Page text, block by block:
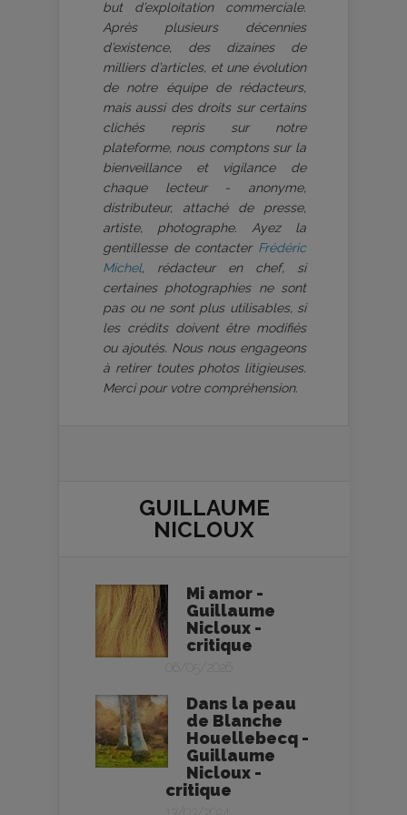
but d’exploitation commerciale.
Après plusieurs décennies
d’existence, des dizaines de
milliers d’articles, et une évolution
de notre équipe de rédacteurs,
mais aussi des droits sur certains
clichés repris sur notre
plateforme, nous comptons sur la
bienveillance et vigilance de
chaque lecteur - anonyme,
distributeur, attaché de presse,
artiste, photographe. Ayez la
gentillesse de contacter Frédéric
Michel, rédacteur en chef, si
certaines photographies ne sont
pas ou ne sont plus utilisables, si
les crédits doivent être modifiés
ou ajoutés. Nous nous engageons
à retirer toutes photos litigieuses.
Merci pour votre compréhension.
GUILLAUME
NICLOUX
Mi amor -
Guillaume
Nicloux -
critique
Dans la peau
de Blanche
Houellebecq -
Guillaume
Nicloux -
critique